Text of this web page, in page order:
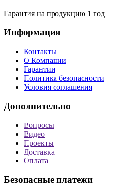
Гарантия на продукцию 1 год
Информация
Контакты
О Компании
Гарантии
Политика безопасности
Условия соглашения
Дополнительно
Вопросы
Видео
Проекты
Доставка
Оплата
Безопасные платежи